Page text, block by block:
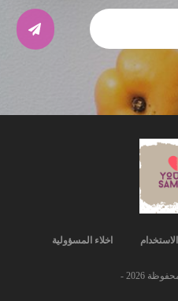
اخلاء المسؤولية
2026
-